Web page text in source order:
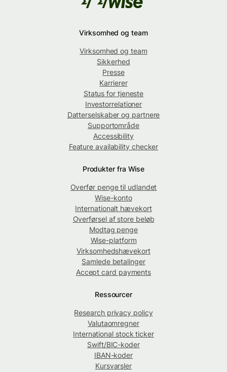
Virksomhed og team
Virksomhed og team
Sikkerhed
Presse
Karrierer
Status for tjeneste
Investorrelationer
Datterselskaber og partnere
Supportområde
Accessibility
Feature availability checker
Produkter fra Wise
Overfør penge til udlandet
Wise-konto
Internationalt hævekort
Overførsel af store beløb
Modtag penge
Wise-platform
Virksomhedshævekort
Samlede betalinger
Accept card payments
Ressourcer
Research privacy policy
Valutaomregner
International stock ticker
Swift/BIC-koder
IBAN-koder
Kursvarsler